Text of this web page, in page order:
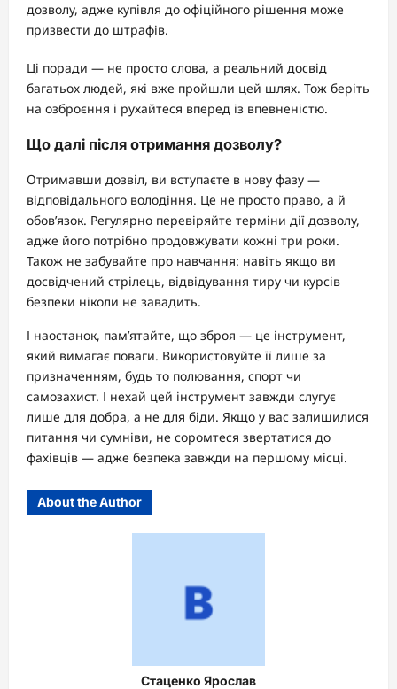
дозволу, адже купівля до офіційного рішення може
призвести до штрафів.
Ці поради — не просто слова, а реальний досвід
багатьох людей, які вже пройшли цей шлях. Тож беріть
на озброєння і рухайтеся вперед із впевненістю.
Що далі після отримання дозволу?
Отримавши дозвіл, ви вступаєте в нову фазу —
відповідального володіння. Це не просто право, а й
обов’язок. Регулярно перевіряйте терміни дії дозволу,
адже його потрібно продовжувати кожні три роки.
Також не забувайте про навчання: навіть якщо ви
досвідчений стрілець, відвідування тиру чи курсів
безпеки ніколи не завадить.
І наостанок, пам’ятайте, що зброя — це інструмент,
який вимагає поваги. Використовуйте її лише за
призначенням, будь то полювання, спорт чи
самозахист. І нехай цей інструмент завжди слугує
лише для добра, а не для біди. Якщо у вас залишилися
питання чи сумніви, не соромтеся звертатися до
фахівців — адже безпека завжди на першому місці.
About the Author
Стаценко Ярослав